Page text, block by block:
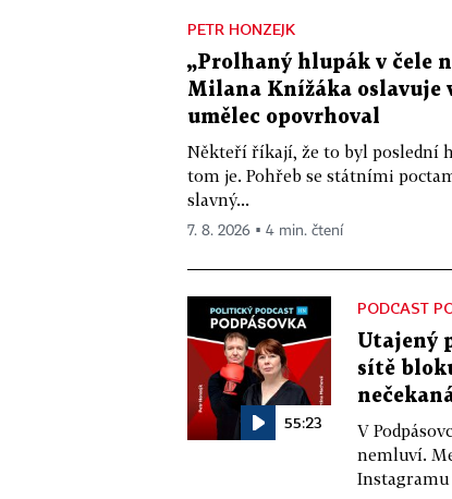
PETR HONZEJK
„Prolhaný hlupák v čele
Milana Knížáka oslavuje
umělec opovrhoval
Někteří říkají, že to byl poslední
tom je. Pohřeb se státními
slavný...
7. 8. 2026 ▪ 4 min. čtení
55:23
PODCAST
Utajený
sítě
V
nemluví.
Instagramu